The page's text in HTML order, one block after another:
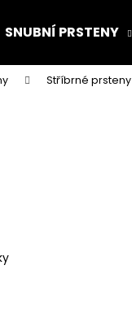
SNUBNÍ PRSTENY
Stříbrné prsteny